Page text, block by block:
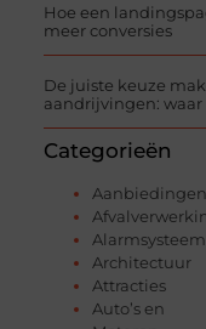
Hoe een
meer conversies
De juiste keuze
aandrijvingen: waar
Categorieën
Aanbiedingen
Alarmsysteem
Architectuur
Attracties
Auto’s en